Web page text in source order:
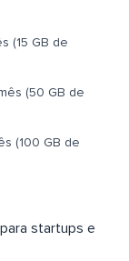
(15 GB de
(50 GB de
(100 GB de
startups e